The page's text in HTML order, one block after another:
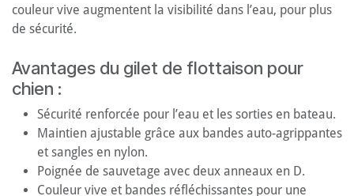
couleur vive augmentent la visibilité dans l’eau, pour plus
de sécurité.
Avantages du gilet de flottaison pour
chien :
Sécurité renforcée pour l’eau et les sorties en bateau.
Maintien ajustable grâce aux bandes auto-agrippantes
et sangles en nylon.
Poignée de sauvetage avec deux anneaux en D.
Couleur vive et bandes réfléchissantes pour une